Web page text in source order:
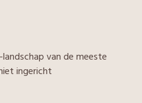
van de meeste
ingericht